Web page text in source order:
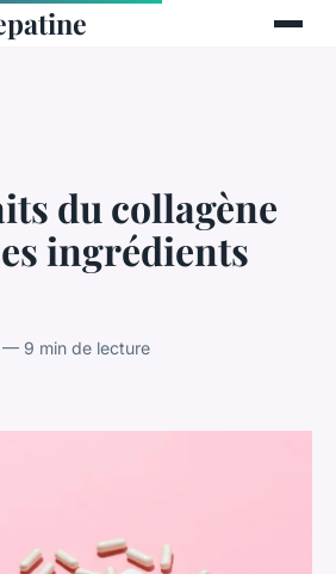
du collagène
ingrédients
9 min de lecture